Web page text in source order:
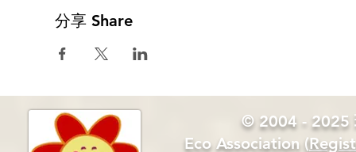
分享 Share
© 2004 - 2025
Eco Association ​(